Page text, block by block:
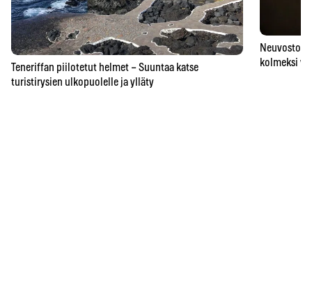
Teneriffan piilotetut helmet – Suuntaa katse
turistirysien ulkopuolelle ja ylläty
kolmeksi